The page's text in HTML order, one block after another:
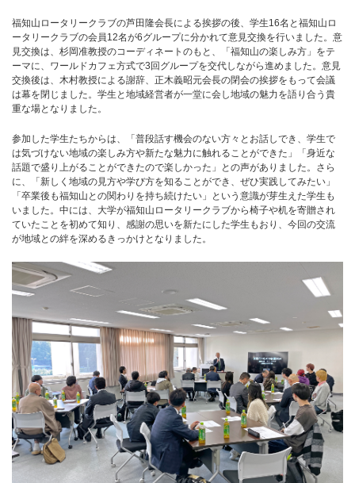
福知山ロータリークラブの芦田隆会長による挨拶の後、学生16名と福知山ロ
ータリークラブの会員12名が6グループに分かれて意見交換を行いました。意
見交換は、杉岡准教授のコーディネートのもと、「福知山の楽しみ方」をテ
ーマに、ワールドカフェ方式で3回グループを交代しながら進めました。意見
交換後は、木村教授による謝辞、正木義昭元会長の閉会の挨拶をもって会議
は幕を閉じました。学生と地域経営者が一堂に会し地域の魅力を語り合う貴
重な場となりました。
参加した学生たちからは、「普段話す機会のない方々とお話しでき、学生で
は気づけない地域の楽しみ方や新たな魅力に触れることができた」「身近な
話題で盛り上がることができたので楽しかった」との声がありました。さら
に、「新しく地域の見方や学び方を知ることができ、ぜひ実践してみたい」
「卒業後も福知山との関わりを持ち続けたい」という意識が芽生えた学生も
いました。中には、大学が福知山ロータリークラブから椅子や机を寄贈され
ていたことを初めて知り、感謝の思いを新たにした学生もおり、今回の交流
が地域との絆を深めるきっかけとなりました。